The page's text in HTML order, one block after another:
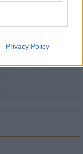
Privacy Policy